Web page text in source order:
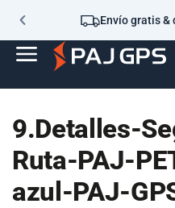
Envío gratis &
9.Detalles-
Ruta-PAJ-
azul-PAJ-